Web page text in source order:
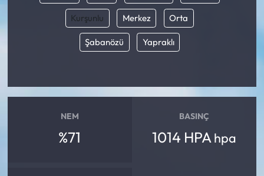
Kurşunlu Merkez Orta
Şabanözü Yapraklı
NEM
%71
BASINÇ
1014 HPA hpa